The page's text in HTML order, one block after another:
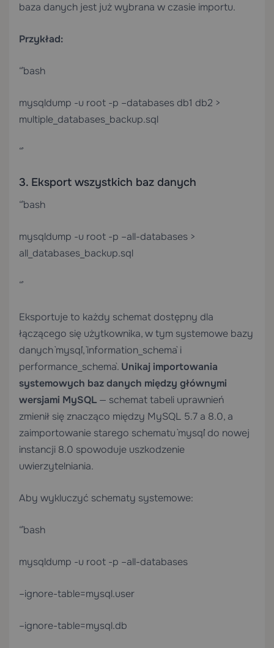
baza danych jest już wybrana w czasie importu.
Przykład:
“`bash
mysqldump -u root -p –databases db1 db2 >
multiple_databases_backup.sql
“`
3. Eksport wszystkich baz danych
“`bash
mysqldump -u root -p –all-databases >
all_databases_backup.sql
“`
Eksportuje to każdy schemat dostępny dla
łączącego się użytkownika, w tym systemowe bazy
danych `mysql`, `information_schema` i
`performance_schema`. Unikaj importowania
systemowych baz danych między głównymi
wersjami MySQL — schemat tabeli uprawnień
zmienił się znacząco między MySQL 5.7 a 8.0, a
zaimportowanie starego schematu `mysql` do nowej
instancji 8.0 spowoduje uszkodzenie
uwierzytelniania.
Aby wykluczyć schematy systemowe:
“`bash
mysqldump -u root -p –all-databases
–ignore-table=mysql.user
–ignore-table=mysql.db